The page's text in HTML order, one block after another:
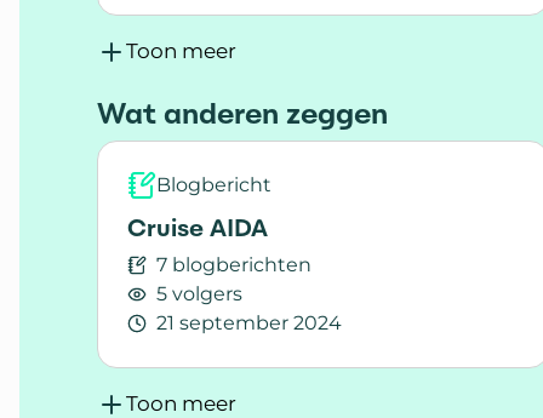
Toon meer
Wat anderen zeggen
Blogbericht
Cruise AIDA
7 blogberichten
5 volgers
21 september 2024
Toon meer